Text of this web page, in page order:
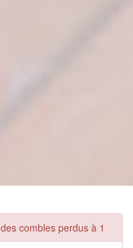
combles perdus à 1